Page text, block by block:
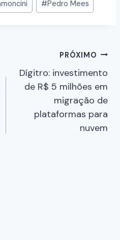
#Pedro Mees
PRÓXIMO
Dígitro: investimento
de R$ 5 milhões em
migração de
plataformas para
nuvem